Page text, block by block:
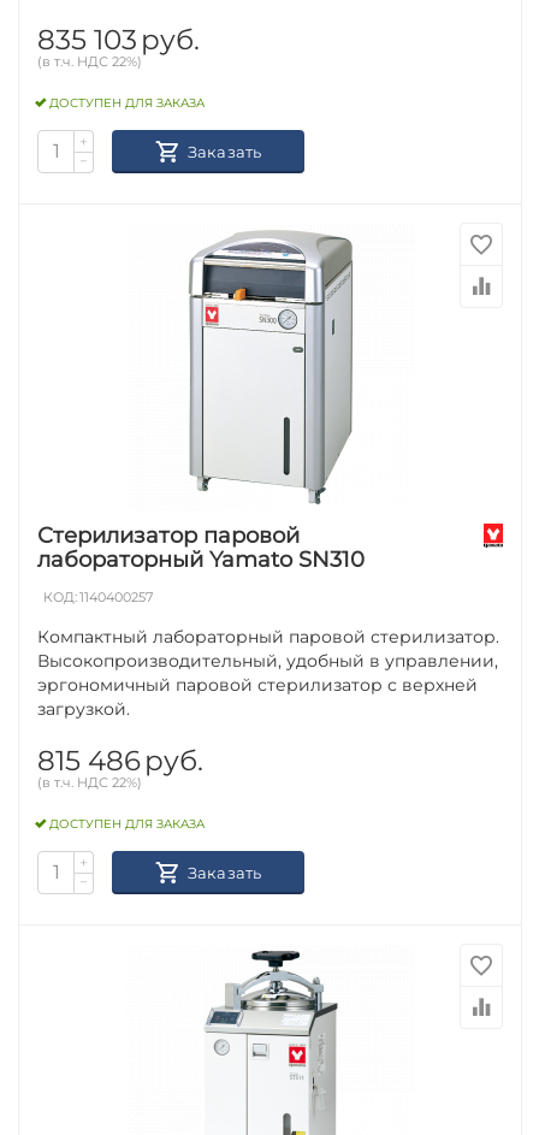
835 103 руб.
(в т.ч. НДС 22%)
ДОСТУПЕН ДЛЯ ЗАКАЗА
+
−
Заказать
Стерилизатор паровой
лабораторный Yamato SN310
КОД:1140400257
Компактный лабораторный паровой стерилизатор.
Высокопроизводительный, удобный в управлении,
эргономичный паровой стерилизатор с верхней
загрузкой.
815 486руб.
(в т.ч. НДС 22%)
ДОСТУПЕН ДЛЯ ЗАКАЗА
+
−
Заказать